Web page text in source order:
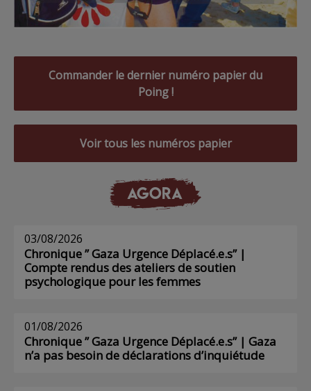
Commander le dernier numéro papier du
Poing !
Voir tous les numéros papier
AGORA
03/08/2026
Chronique ” Gaza Urgence Déplacé.e.s” |
Compte rendus des ateliers de soutien
psychologique pour les femmes
01/08/2026
Chronique ” Gaza Urgence Déplacé.e.s” | Gaza
n’a pas besoin de déclarations d’inquiétude